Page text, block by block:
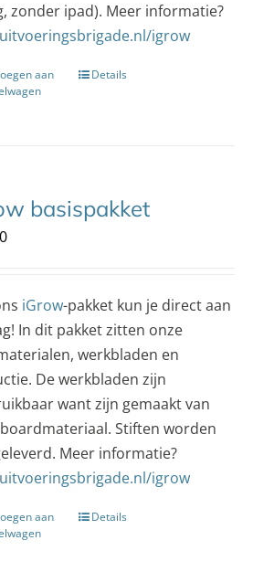
zonder ipad). Meer informatie?
igrow
aan
Details
basispakket
iGrow-pakket kun je direct aan
In dit pakket zitten onze
werkbladen en
De werkbladen zijn
want zijn gemaakt van
Stiften worden
Meer informatie?
igrow
aan
Details